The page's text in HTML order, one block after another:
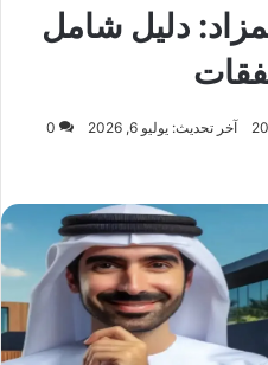
دليل شامل
آخر تحديث: يوليو 6, 2026 0